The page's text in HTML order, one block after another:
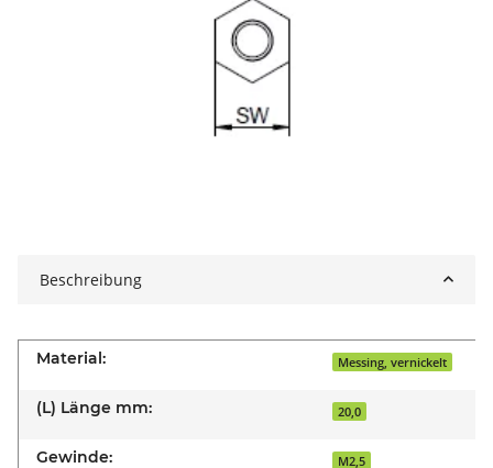
Beschreibung
Material: Messing, vernickelt
(L) Länge mm: 20,0
Gewinde: M2,5